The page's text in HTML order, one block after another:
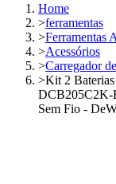
Home
>ferramentas
>Ferramentas
>Acessórios
>Carregador
>Kit 2
DCB205C2K-
Sem Fio -